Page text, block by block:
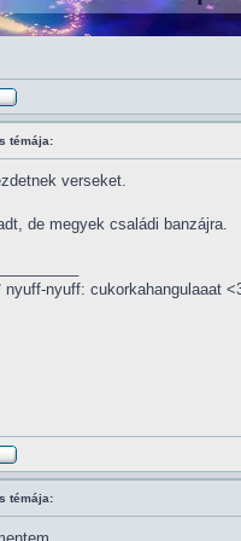
témája:
verseket.
de megyek családi banzájra.
nyuff-nyuff: cukorkahangulaaat
témája: